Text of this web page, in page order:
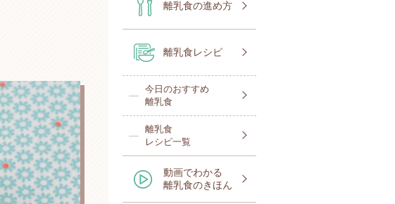
離乳食の進め方
離乳食レシピ
今日のおすすめ
離乳食
離乳食
レシピ一覧
動画でわかる
離乳食のきほん